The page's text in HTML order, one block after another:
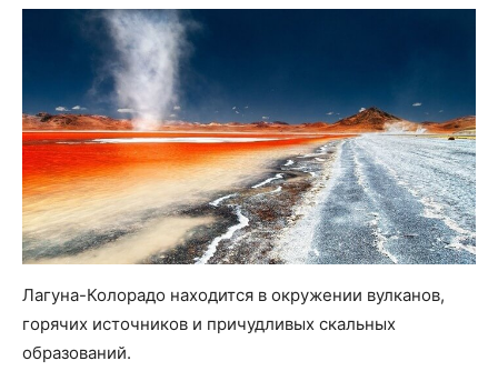
Лагуна-Колорадо находится в окружении вулканов,
горячих источников и причудливых скальных
образований.